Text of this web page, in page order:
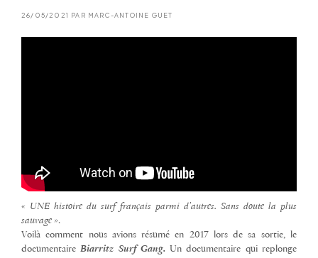
26/05/2021 PAR MARC-ANTOINE GUET
« UNE histoire du surf français parmi d’autres. Sans doute la plus
sauvage ».
Voilà comment nous avions résumé en 2017 lors de sa sortie, le
documentaireBiarritz Surf Gang. Un documentaire qui replonge